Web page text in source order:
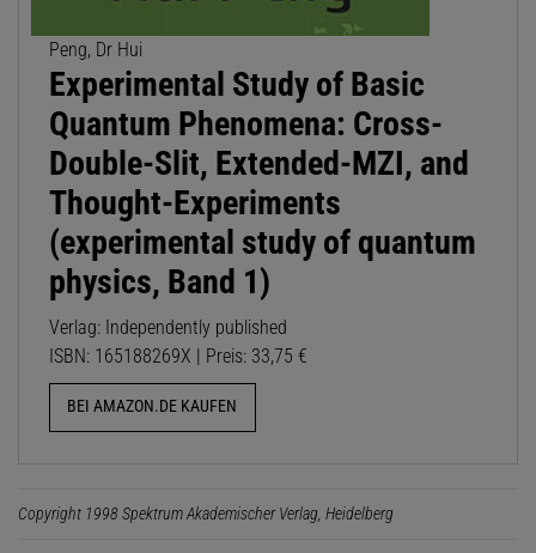
Peng, Dr Hui
Experimental Study of Basic
Quantum Phenomena: Cross-
Double-Slit, Extended-MZI, and
Thought-Experiments
(experimental study of quantum
physics, Band 1)
Verlag: Independently published
ISBN: 165188269X | Preis: 33,75 €
BEI AMAZON.DE KAUFEN
Copyright 1998 Spektrum Akademischer Verlag, Heidelberg